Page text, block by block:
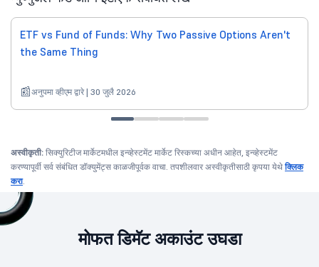
ETF vs Fund of Funds: Why Two Passive Options Aren't
the Same Thing
अनुपमा व्हीएम द्वारे | 30 जुलै 2026
अस्वीकृती: सिक्युरिटीज मार्केटमधील इन्व्हेस्टमेंट मार्केट रिस्कच्या अधीन आहेत, इन्व्हेस्टमेंट
करण्यापूर्वी सर्व संबंधित डॉक्युमेंट्स काळजीपूर्वक वाचा. तपशीलवार अस्वीकृतीसाठी कृपया येथेक्लिक
करा.
मोफत डिमॅट अकाउंट उघडा